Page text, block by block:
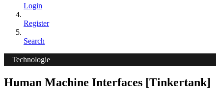
Login
Register
Search
Technologie
Human Machine Interfaces [Tinkertank]